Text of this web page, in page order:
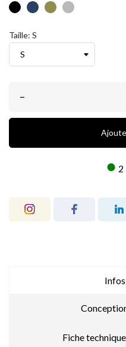
NOIRBLEU
MARINE
KAKI GRIS
CHINÉ
Taille: S
–
● 2
Fiche